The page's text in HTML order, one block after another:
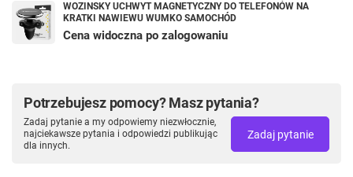
WOZINSKY UCHWYT MAGNETYCZNY DO TELEFONÓW NA
KRATKI NAWIEWU WUMKO SAMOCHÓD
Cena widoczna po zalogowaniu
Potrzebujesz pomocy? Masz pytania?
Zadaj pytanie a my odpowiemy niezwłocznie,
najciekawsze pytania i odpowiedzi publikując
dla innych.
Zadaj pytanie